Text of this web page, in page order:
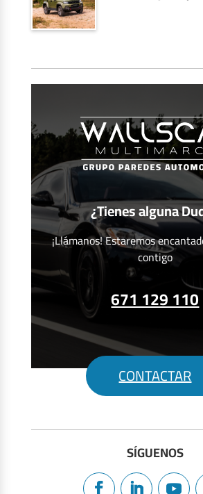
¿Tienes alguna
¡Llámanos! Estaremos
contigo
671 129 110
CONTACTAR
SÍGUENOS